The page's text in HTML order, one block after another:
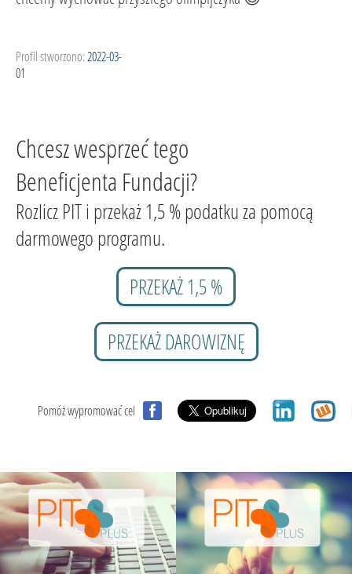
Profil stworzono: 2022-03-
01
Chcesz wesprzeć tego
Beneficjenta Fundacji?
Rozlicz PIT i przekaż 1,5 % podatku za pomocą
darmowego programu.
PRZEKAŻ 1,5 %
PRZEKAŻ DAROWIZNĘ
Pomóż wypromować cel